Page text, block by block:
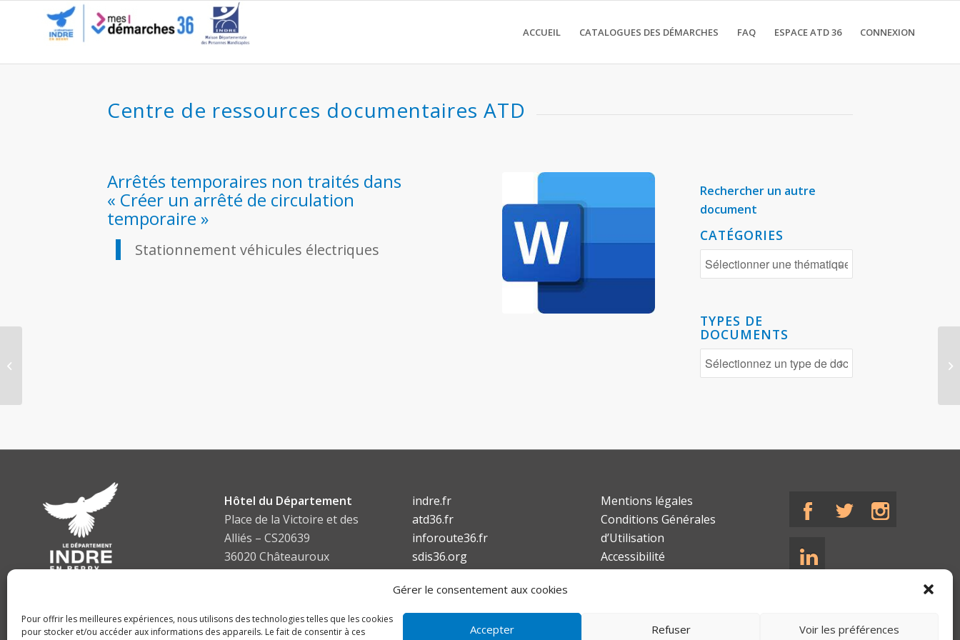
ACCUEIL CATALOGUES DES DÉMARCHES FAQ ESPACE ATD 36 CONNEXION
Stationnement véhicules électriques
Centre de ressources documentaires ATD
Arrêtés temporaires non traités dans
« Créer un arrêté de circulation
temporaire »
Stationnement véhicules électriques
Rechercher un autre
document
CATÉGORIES
TYPES DE
DOCUMENTS
Hôtel du Département
Place de la Victoire et des
Alliés – CS20639
36020 Châteauroux
indre.fr
atd36.fr
inforoute36.fr
sdis36.org
Mentions légales
Conditions Générales
d’Utilisation
Accessibilité
Gérer le consentement aux cookies
Pour offrir les meilleures expériences, nous utilisons des technologies telles que les cookies
pour stocker et/ou accéder aux informations des appareils. Le fait de consentir à ces
Accepter Refuser Voir les préférences